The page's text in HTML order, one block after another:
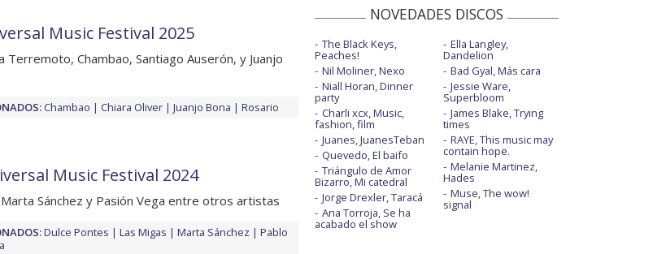
Music Festival 2025
Terremoto, Chambao, Santiago Auserón, y Juanjo
Chambao Chiara Oliver Juanjo Bona Rosario
Music Festival 2024
Sánchez y Pasión Vega entre otros artistas
Dulce Pontes Las Migas Marta Sánchez
Pablo
NOVEDADES DISCOS
The Black Keys,
Peaches!
Nil Moliner, Nexo
Niall Horan, Dinner
party
Charli xcx, Music,
fashion, film
Juanes, JuanesTeban
Quevedo, El baifo
Triángulo de Amor
Bizarro, Mi catedral
Jorge Drexler, Taracá
Ana Torroja, Se ha
acabado el show
Ella Langley,
Dandelion
Bad Gyal, Más cara
Jessie Ware,
Superbloom
James Blake, Trying
times
RAYE, This music may
contain hope.
Melanie Martinez,
Hades
Muse, The wow!
signal